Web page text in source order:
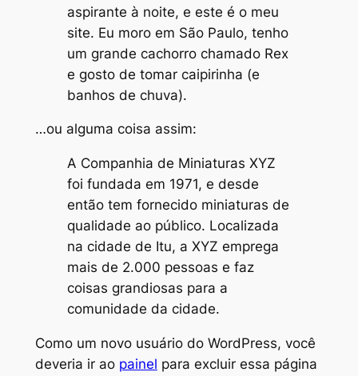
aspirante à noite, e este é o meu
site. Eu moro em São Paulo, tenho
um grande cachorro chamado Rex
e gosto de tomar caipirinha (e
banhos de chuva).
…ou alguma coisa assim:
A Companhia de Miniaturas XYZ
foi fundada em 1971, e desde
então tem fornecido miniaturas de
qualidade ao público. Localizada
na cidade de Itu, a XYZ emprega
mais de 2.000 pessoas e faz
coisas grandiosas para a
comunidade da cidade.
Como um novo usuário do WordPress, você
deveria ir ao painel para excluir essa página